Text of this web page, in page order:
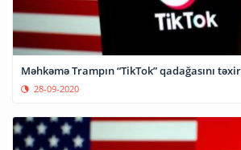
Məhkəmə Trampın “TikTok” qadağasını
28-09-2020